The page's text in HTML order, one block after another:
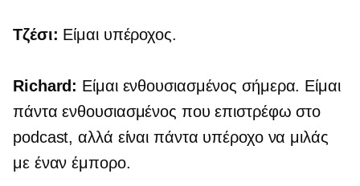
Τζέσι: Είμαι υπέροχος.
Richard: Είμαι ενθουσιασμένος σήμερα. Είμαι
πάντα ενθουσιασμένος που επιστρέφω στο
podcast, αλλά είναι πάντα υπέροχο να μιλάς
με έναν έμπορο.